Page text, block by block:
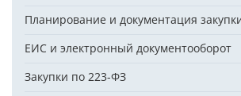
Планирование и документация
ЕИС и электронный документооборот
Закупки по 223-ФЗ